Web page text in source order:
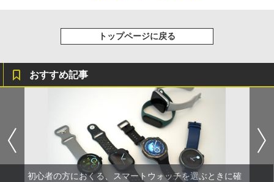
トップページに戻る
おすすめ記事
初心者の方におくる、スマートウォッチを選ぶときに確